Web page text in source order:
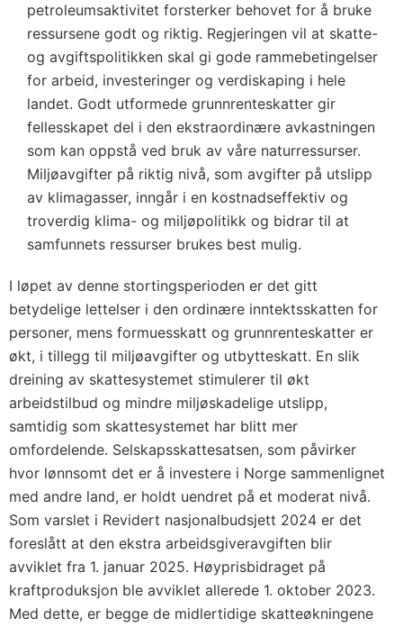
petroleumsaktivitet forsterker behovet for å bruke
ressursene godt og riktig. Regjeringen vil at skatte-
og avgiftspolitikken skal gi gode rammebetingelser
for arbeid, investeringer og verdiskaping i hele
landet. Godt utformede grunnrenteskatter gir
fellesskapet del i den ekstraordinære avkastningen
som kan oppstå ved bruk av våre naturressurser.
Miljøavgifter på riktig nivå, som avgifter på utslipp
av klimagasser, inngår i en kostnadseffektiv og
troverdig klima- og miljøpolitikk og bidrar til at
samfunnets ressurser brukes best mulig.
I løpet av denne stortingsperioden er det gitt
betydelige lettelser i den ordinære inntektsskatten for
personer, mens formuesskatt og grunnrenteskatter er
økt, i tillegg til miljøavgifter og utbytteskatt. En slik
dreining av skattesystemet stimulerer til økt
arbeidstilbud og mindre miljøskadelige utslipp,
samtidig som skattesystemet har blitt mer
omfordelende. Selskapsskattesatsen, som påvirker
hvor lønnsomt det er å investere i Norge sammenlignet
med andre land, er holdt uendret på et moderat nivå.
Som varslet i Revidert nasjonalbudsjett 2024 er det
foreslått at den ekstra arbeidsgiveravgiften blir
avviklet fra 1. januar 2025. Høyprisbidraget på
kraftproduksjon ble avviklet allerede 1. oktober 2023.
Med dette, er begge de midlertidige skatteøkningene